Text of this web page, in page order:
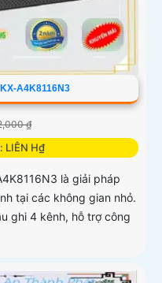
A4K8116N3
₫
LIÊN H₫
là giải pháp
tại các không gian nhỏ.
ghi 4 kênh, hỗ trợ công